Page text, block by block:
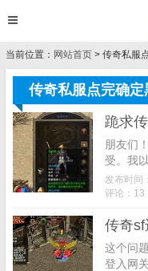
当前位置： 网站首页 > 传奇私服
传奇私服点完确定
朋友们
受。我
的日子
子。但
发布时间
评论：13
这个问
登入网